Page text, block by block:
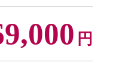
円